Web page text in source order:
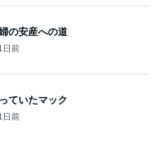
の安産への道
日前
ていたマック
日前